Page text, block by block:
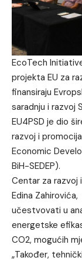
EcoTech
projekta EU za
finansiraju
saradnju i razvoj
EU4PSD je dio
razvoj i
Economic
BiH-SEDEP).
Centar za razvoj
Edina
učestvovati u
energetske
CO2, mogućih
„Također,